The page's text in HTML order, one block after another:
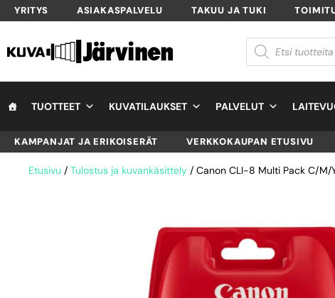
YRITYS ASIAKASPALVELU TAKUU JA TUKI
TUOTTEET KUVATILAUKSET PALVELUT
KAMPANJAT JA ERIKOISERÄT VERKKOKAUPAN ETUSIVU
Etusivu / Tulostus ja kuvankäsittely / Canon CLI-8 Multi Pack C/M/